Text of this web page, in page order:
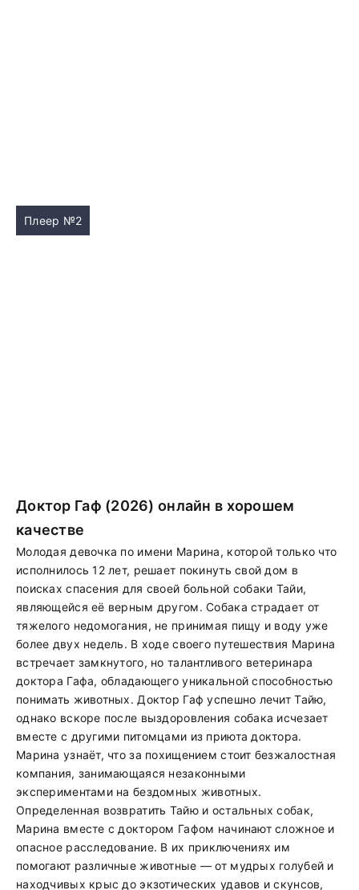
Плеер №2
Доктор Гаф (2026) онлайн в хорошем
качестве
Молодая девочка по имени Марина, которой только что
исполнилось 12 лет, решает покинуть свой дом в
поисках спасения для своей больной собаки Тайи,
являющейся её верным другом. Собака страдает от
тяжелого недомогания, не принимая пищу и воду уже
более двух недель. В ходе своего путешествия Марина
встречает замкнутого, но талантливого ветеринара
доктора Гафа, обладающего уникальной способностью
понимать животных. Доктор Гаф успешно лечит Тайю,
однако вскоре после выздоровления собака исчезает
вместе с другими питомцами из приюта доктора.
Марина узнаёт, что за похищением стоит безжалостная
компания, занимающаяся незаконными
экспериментами на бездомных животных.
Определенная возвратить Тайю и остальных собак,
Марина вместе с доктором Гафом начинают сложное и
опасное расследование. В их приключениях им
помогают различные животные — от мудрых голубей и
находчивых крыс до экзотических удавов и скунсов,